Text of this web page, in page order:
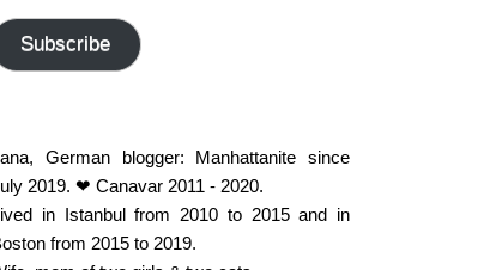
address
Subscribe
German blogger: Manhattanite since
2019. ❤ Canavar 2011 - 2020.
in Istanbul from 2010 to 2015 and in
from 2015 to 2019.